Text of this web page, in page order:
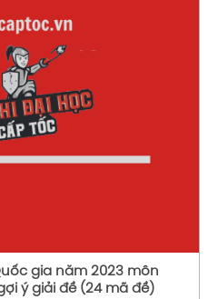
Xem chi tiết
gia năm 2023 môn
ý giải đề (24 mã đề)